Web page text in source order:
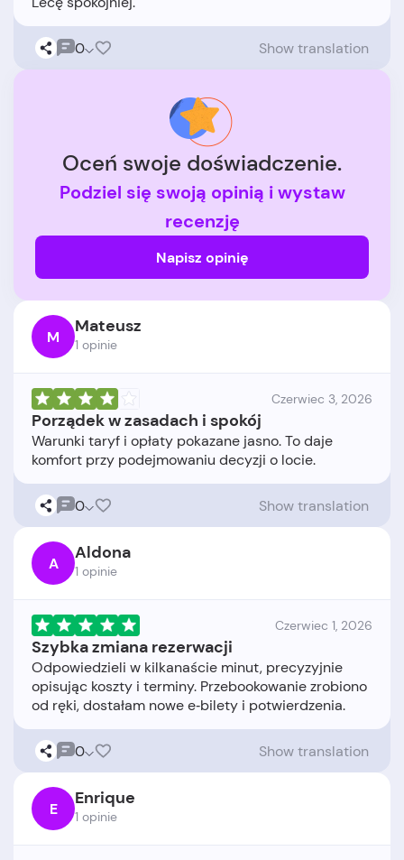
0 Show translation
Oceń swoje doświadczenie.
Podziel się swoją opinią i wystaw
recenzję
Napisz opinię
M Mateusz
1 opinie
Czerwiec 3, 2026
Porządek w zasadach i spokój
Warunki taryf i opłaty pokazane jasno. To daje
0 Show translation
A Aldona
1 opinie
Czerwiec 1, 2026
Szybka zmiana rezerwacji
Odpowiedzieli w kilkanaście minut, precyzyjnie
opisując koszty i terminy. Przebookowanie zrobiono
0 Show translation
E Enrique
1 opinie